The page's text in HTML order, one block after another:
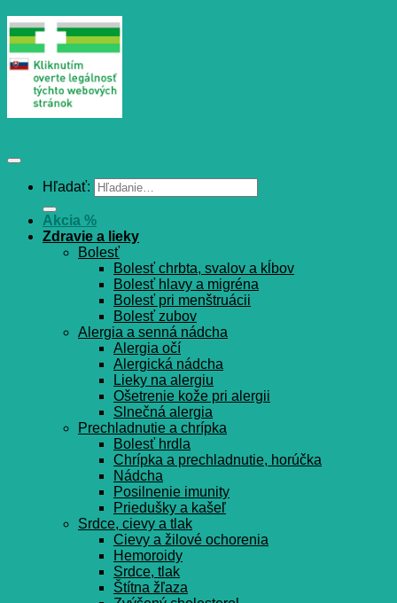
Hľadať:
Akcia %
Zdravie a lieky
Bolesť
Bolesť chrbta, svalov a kĺbov
Bolesť hlavy a migréna
Bolesť pri menštruácii
Bolesť zubov
Alergia a senná nádcha
Alergia očí
Alergická nádcha
Lieky na alergiu
Ošetrenie kože pri alergii
Slnečná alergia
Prechladnutie a chrípka
Bolesť hrdla
Chrípka a prechladnutie, horúčka
Nádcha
Posilnenie imunity
Priedušky a kašeľ
Srdce, cievy a tlak
Cievy a žilové ochorenia
Hemoroidy
Srdce, tlak
Štítna žľaza